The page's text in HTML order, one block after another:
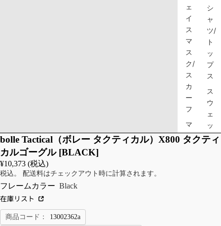
ェ
イ
ス
マ
ス
ク/
ス
カ
ー
フ
マ
ス
シ
ャ
ツ/
ト
ッ
プ
ス
ス
ウ
ェ
ッ
ト
bolle Tactical（ボレー タクティカル）X800 タクティ
カルゴーグル [BLACK]
¥10,373 (税込)
税込。 配送料はチェックアウト時に計算されます。
フレームカラー Black
在庫リスト
商品コード： 13002362a